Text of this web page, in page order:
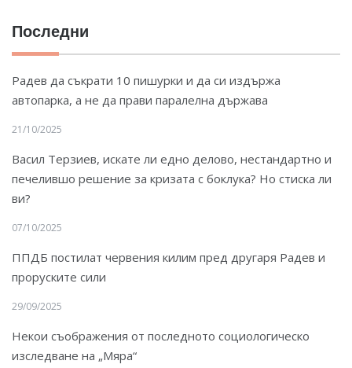
Последни
Радев да съкрати 10 пишурки и да си издържа
автопарка, а не да прави паралелна държава
21/10/2025
Васил Терзиев, искате ли едно делово, нестандартно и
печелившо решение за кризата с боклука? Но стиска ли
ви?
07/10/2025
ППДБ постилат червения килим пред другаря Радев и
проруските сили
29/09/2025
Некои съображения от последното социологическо
изследване на „Мяра“